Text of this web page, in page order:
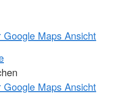
Google Maps Ansicht
Google Maps Ansicht